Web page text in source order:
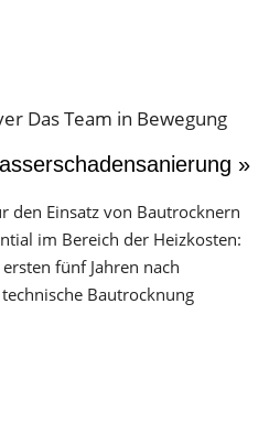
»
den Einsatz von Bautrocknern
im Bereich der Heizkosten:
fünf Jahren nach
Bautrocknung